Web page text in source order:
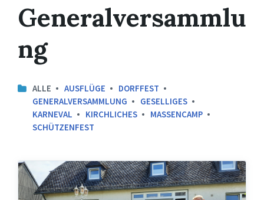
Generalversammlu
ng
ALLE AUSFLÜGE
DORFFEST
GENERALVERSAMMLUNG
GESELLIGES
KARNEVAL
KIRCHLICHES
MASSENCAMP
SCHÜTZENFEST